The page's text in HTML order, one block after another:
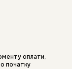
оплати,
початку